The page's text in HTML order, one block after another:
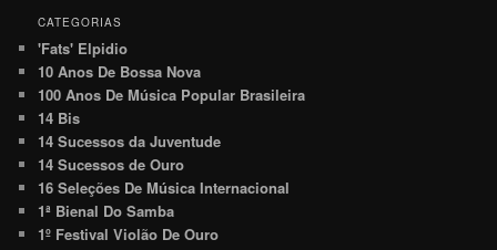
CATEGORIAS
'Fats' Elpidio
10 Anos De Bossa Nova
100 Anos De Música Popular Brasileira
14 Bis
14 Sucessos da Juventude
14 Sucessos de Ouro
16 Seleções De Música Internacional
1ª Bienal Do Samba
1º Festival Violão De Ouro